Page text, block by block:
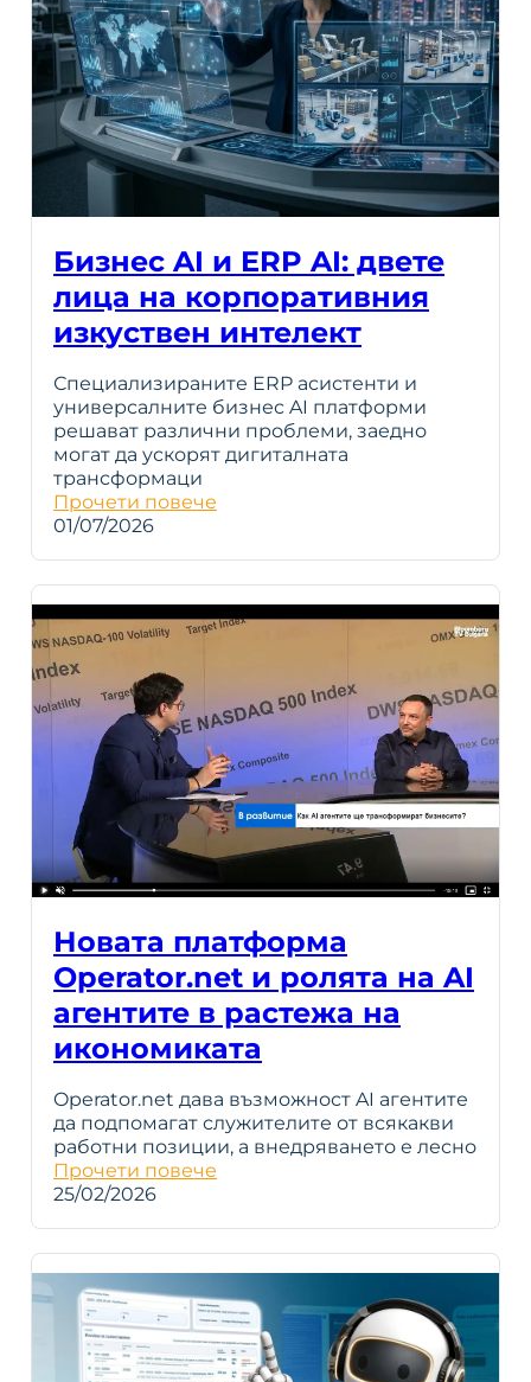
Бизнес AI и ERP AI: двете
лица на корпоративния
изкуствен интелект
Специализираните ERP асистенти и
универсалните бизнес AI платформи
решават различни проблеми, заедно
могат да ускорят дигиталната
трансформаци
Прочети повече
01/07/2026
Новата платформа
Operator.net и ролята на AI
агентите в растежа на
икономиката
Operator.net дава възможност AI агентите
да подпомагат служителите от всякакви
работни позиции, а внедряването е лесно
Прочети повече
25/02/2026